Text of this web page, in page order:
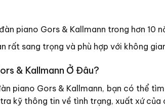
piano Gors & Kallmann trong hơn
rất sang trọng và phù hợp với không
& Kallmann Ở Đâu?
piano Gors & Kallmann, bạn có thể
kỹ thông tin về tình trạng, xuất xứ